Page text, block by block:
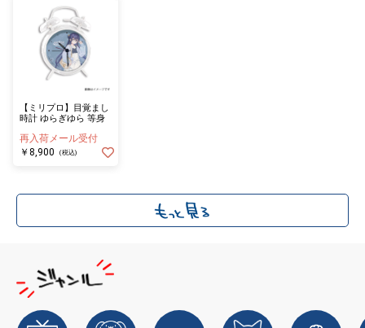
【ミリプロ】目覚まし
時計 ゆらぎゆら 等身
再入荷メール受付
￥8,900
(税込)